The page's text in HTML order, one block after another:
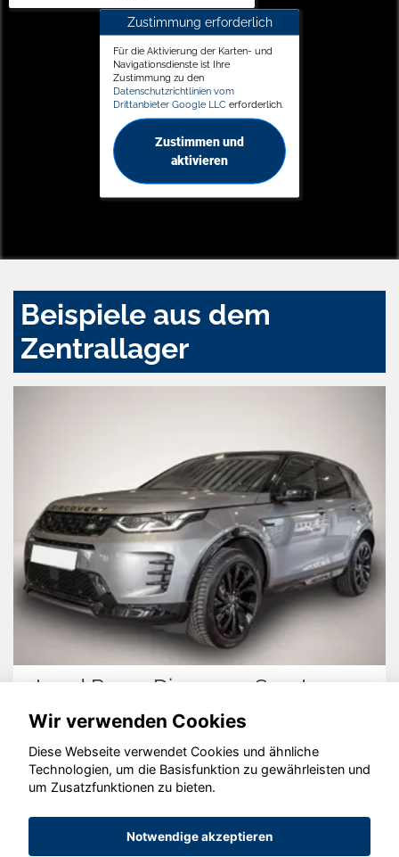
Zustimmung erforderlich
Für die Aktivierung der Karten- und
Navigationsdienste ist Ihre
Zustimmung zu den
Datenschutzrichtlinien vom
Drittanbieter Google LLC erforderlich.
Zustimmen und
aktivieren
Beispiele aus dem
Zentrallager
Land Rover Discovery Sport
© konjunkturmotor.de GmbH 2020 - 2026
Wir verwenden Cookies
Diese Webseite verwendet Cookies und ähnliche
Technologien, um die Basisfunktion zu gewährleisten und
um Zusatzfunktionen zu bieten.
Notwendige akzeptieren